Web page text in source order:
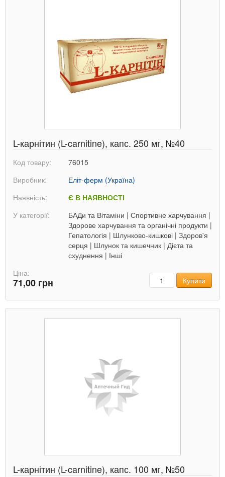
L-карнітин (L-carnitine), капс. 250 мг, №40
Код товару:
76015
Виробник:
Еліт-ферм (Україна)
Наявність:
Є В НАЯВНОСТІ
У категорії:
БАДи та Вітаміни | Спортивне харчування |
Здорове харчування та органічні продукти |
Гепатологія | Шлунково-кишкові | Здоров'я
серця | Шлунок та кишечник | Дієта та
схуднення | Інші
Ціна:
71,00 грн КількістьКупити
L-карнітин (L-carnitine), капс. 100 мг, №50